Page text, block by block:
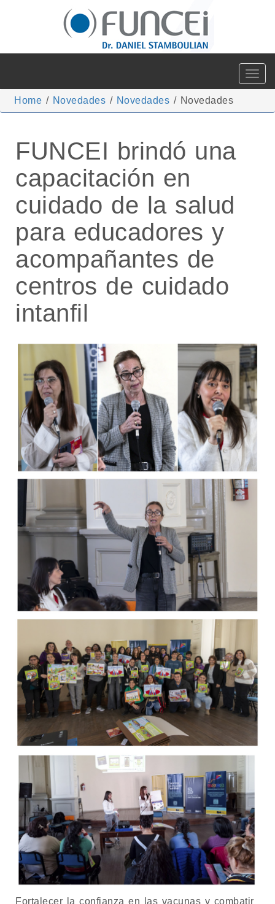
Toggle
Home / Novedades / Novedades / Novedades
FUNCEI brindó una
capacitación en
cuidado de la salud
para educadores y
acompañantes de
centros de cuidado
intanfil
Fortalecer la confianza en las vacunas y combatir